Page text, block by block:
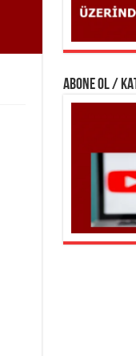
ABONE OL /